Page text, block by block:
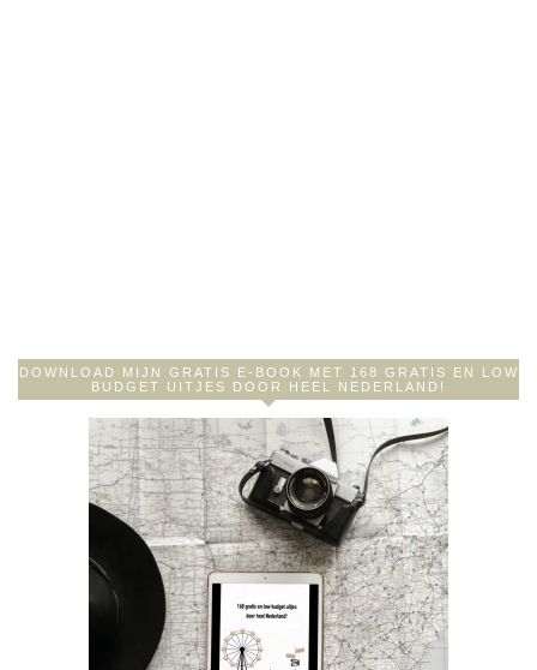
DOWNLOAD MIJN GRATIS E-BOOK MET 168 GRATIS EN LOW
BUDGET UITJES DOOR HEEL NEDERLAND!